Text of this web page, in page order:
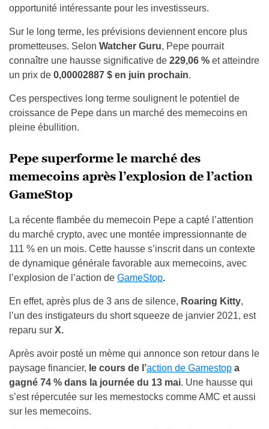
opportunité intéressante pour les investisseurs.
Sur le long terme, les prévisions deviennent encore plus
prometteuses. Selon Watcher Guru, Pepe pourrait
connaître une hausse significative de 229,06 % et atteindre
un prix de 0,00002887 $ en juin prochain.
Ces perspectives long terme soulignent le potentiel de
croissance de Pepe dans un marché des memecoins en
pleine ébullition.
Pepe superforme le marché des
memecoins après l’explosion de l’action
GameStop
La récente flambée du memecoin Pepe a capté l’attention
du marché crypto, avec une montée impressionnante de
111 % en un mois. Cette hausse s’inscrit dans un contexte
de dynamique générale favorable aux memecoins, avec
l’explosion de l’action de GameStop.
En effet, après plus de 3 ans de silence, Roaring Kitty,
l’un des instigateurs du short squeeze de janvier 2021, est
reparu sur X.
Après avoir posté un mème qui annonce son retour dans le
paysage financier, le cours de l’action de Gamestop a
gagné 74 % dans la journée du 13 mai. Une hausse qui
s’est répercutée sur les memestocks comme AMC et aussi
sur les memecoins.